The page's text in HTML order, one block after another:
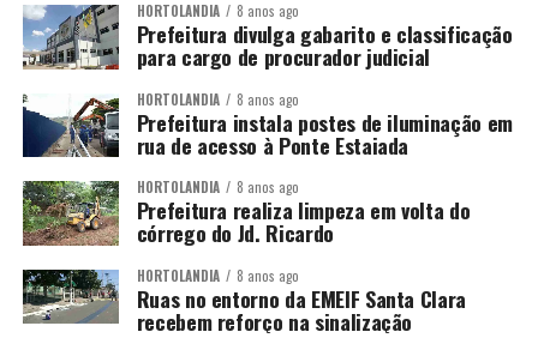
HORTOLÂNDIA 8 anos ago
Prefeitura divulga gabarito e classificação
para cargo de procurador judicial
HORTOLÂNDIA 8 anos ago
Prefeitura instala postes de iluminação em
rua de acesso à Ponte Estaiada
HORTOLÂNDIA 8 anos ago
Prefeitura realiza limpeza em volta do
córrego do Jd. Ricardo
HORTOLÂNDIA 8 anos ago
Ruas no entorno da EMEIF Santa Clara
recebem reforço na sinalização